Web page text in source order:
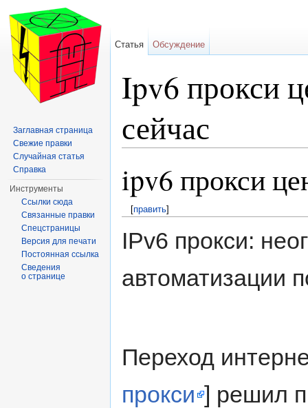
Ipv6 прокси
сейчас
ipv6 прокси
[править]
IPv6 прокси:
автоматизации
Переход
прокси ] решил
Статья Обсуждение
Заглавная страница
Свежие правки
Случайная статья
Справка
Инструменты
Ссылки сюда
Связанные правки
Спецстраницы
Версия для печати
Постоянная ссылка
Сведения
о странице